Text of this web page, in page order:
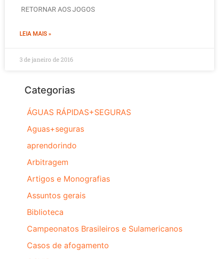
RETORNAR AOS JOGOS
LEIA MAIS »
3 de janeiro de 2016
Categorias
ÁGUAS RÁPIDAS+SEGURAS
Aguas+seguras
aprendorindo
Arbitragem
Artigos e Monografias
Assuntos gerais
Biblioteca
Campeonatos Brasileiros e Sulamericanos
Casos de afogamento